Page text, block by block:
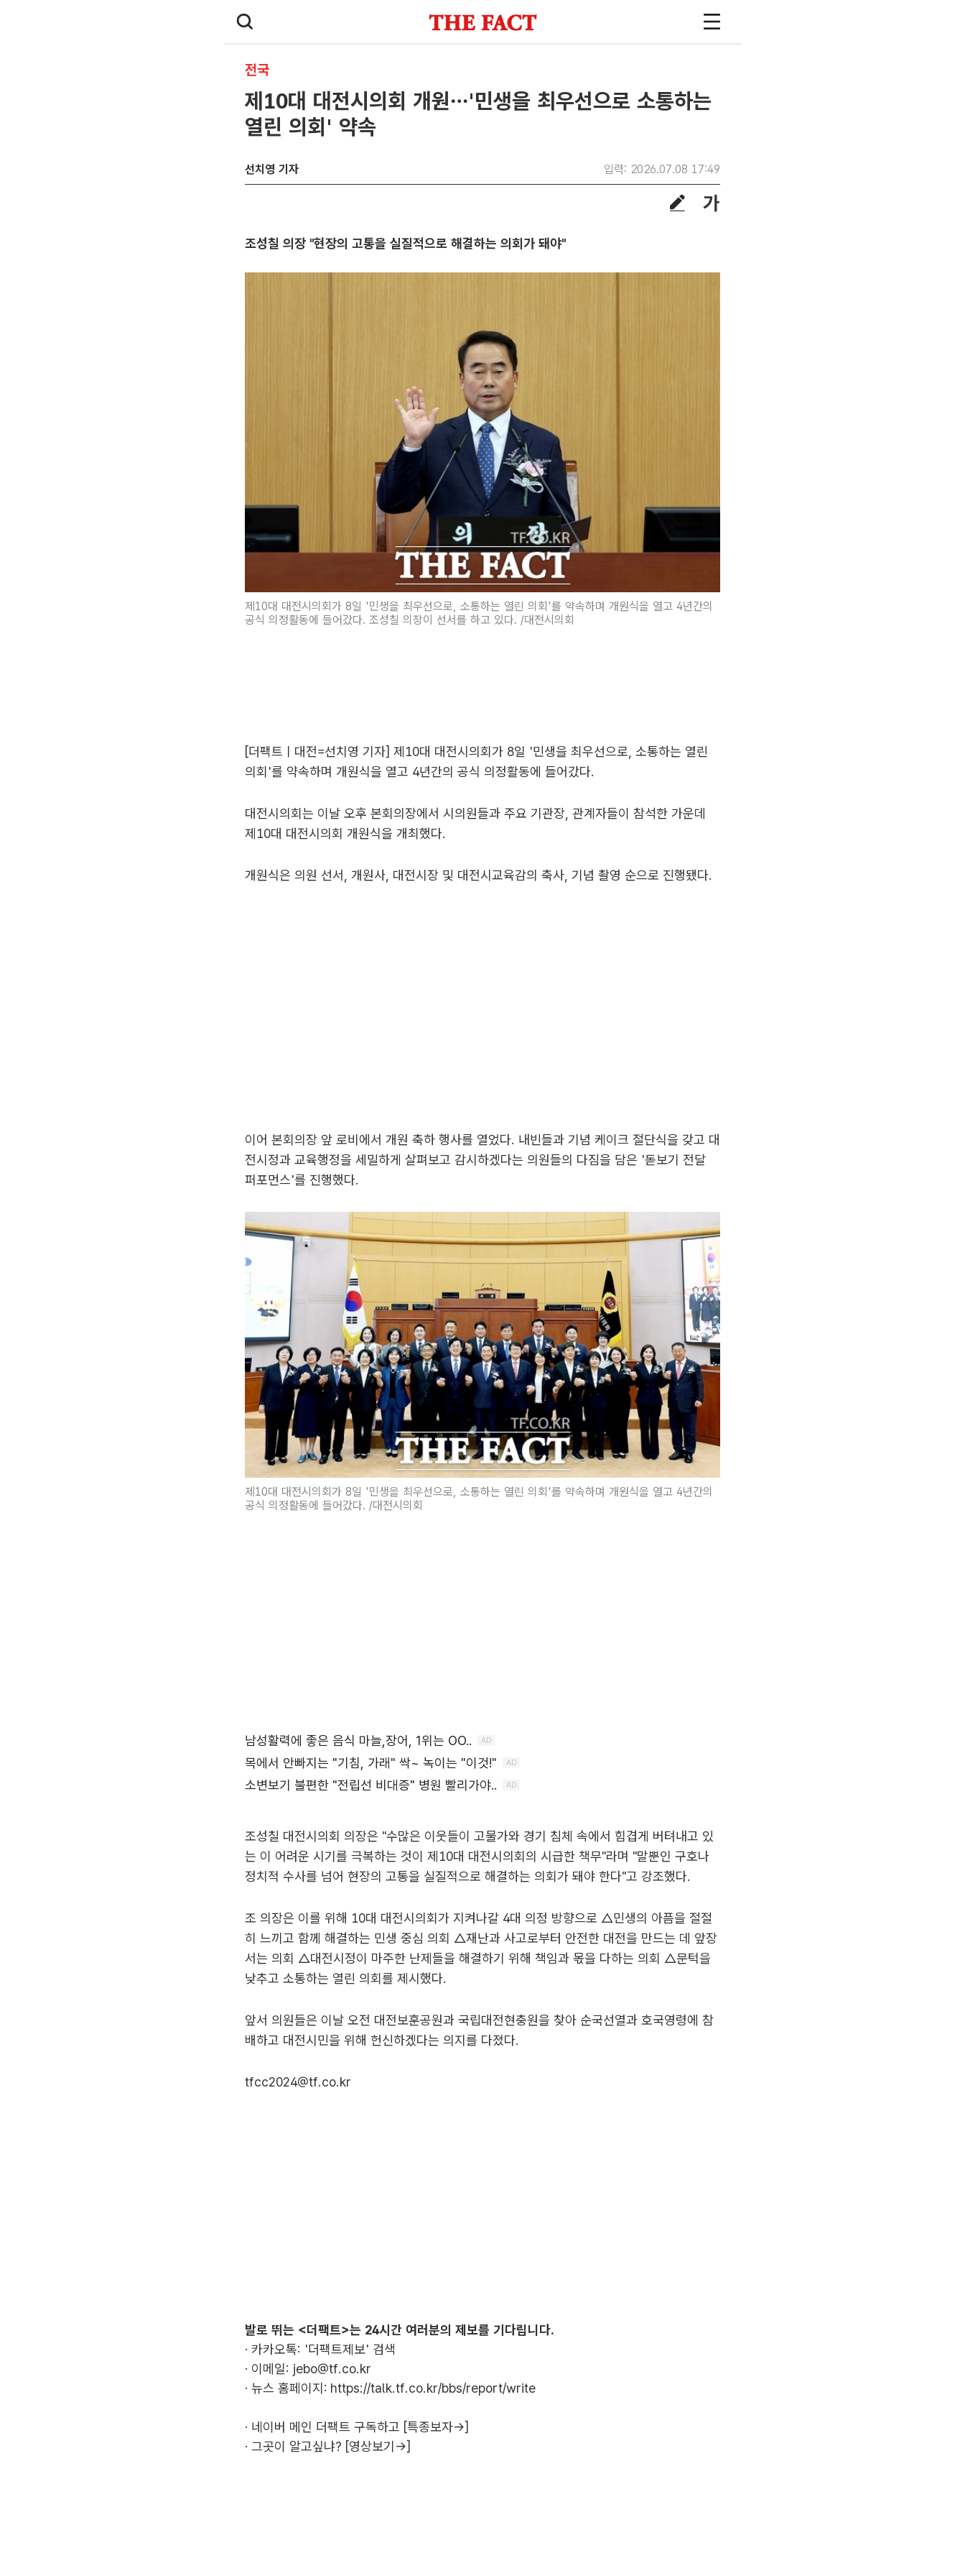
전국
제10대 대전시의회 개원…'민생을 최우선으로 소통하는
열린 의회' 약속
선치영 기자 입력: 2026.07.08 17:49
조성칠 의장 "현장의 고통을 실질적으로 해결하는 의회가 돼야"
제10대 대전시의회가 8일 '민생을 최우선으로, 소통하는 열린 의회'를 약속하며 개원식을 열고 4년간의
공식 의정활동에 들어갔다. 조성칠 의장이 선서를 하고 있다. /대전시의회
[더팩트ㅣ대전=선치영 기자] 제10대 대전시의회가 8일 '민생을 최우선으로, 소통하는 열린
의회'를 약속하며 개원식을 열고 4년간의 공식 의정활동에 들어갔다.
대전시의회는 이날 오후 본회의장에서 시의원들과 주요 기관장, 관계자들이 참석한 가운데
제10대 대전시의회 개원식을 개최했다.
개원식은 의원 선서, 개원사, 대전시장 및 대전시교육감의 축사, 기념 촬영 순으로 진행됐다.
이어 본회의장 앞 로비에서 개원 축하 행사를 열었다. 내빈들과 기념 케이크 절단식을 갖고 대
전시정과 교육행정을 세밀하게 살펴보고 감시하겠다는 의원들의 다짐을 담은 '돋보기 전달
퍼포먼스'를 진행했다.
제10대 대전시의회가 8일 '민생을 최우선으로, 소통하는 열린 의회'를 약속하며 개원식을 열고 4년간의
공식 의정활동에 들어갔다. /대전시의회
조성칠 대전시의회 의장은 "수많은 이웃들이 고물가와 경기 침체 속에서 힘겹게 버텨내고 있
는 이 어려운 시기를 극복하는 것이 제10대 대전시의회의 시급한 책무"라며 "말뿐인 구호나
정치적 수사를 넘어 현장의 고통을 실질적으로 해결하는 의회가 돼야 한다"고 강조했다.
조 의장은 이를 위해 10대 대전시의회가 지켜나갈 4대 의정 방향으로 △민생의 아픔을 절절
히 느끼고 함께 해결하는 민생 중심 의회 △재난과 사고로부터 안전한 대전을 만드는 데 앞장
서는 의회 △대전시정이 마주한 난제들을 해결하기 위해 책임과 몫을 다하는 의회 △문턱을
낮추고 소통하는 열린 의회를 제시했다.
앞서 의원들은 이날 오전 대전보훈공원과 국립대전현충원을 찾아 순국선열과 호국영령에 참
배하고 대전시민을 위해 헌신하겠다는 의지를 다졌다.
tfcc2024@tf.co.kr
발로 뛰는 <더팩트>는 24시간 여러분의 제보를 기다립니다.
· 카카오톡: '더팩트제보' 검색
· 이메일: jebo@tf.co.kr
· 뉴스 홈페이지: https://talk.tf.co.kr/bbs/report/write
· 네이버 메인 더팩트 구독하고 [특종보자→]
· 그곳이 알고싶냐? [영상보기→]